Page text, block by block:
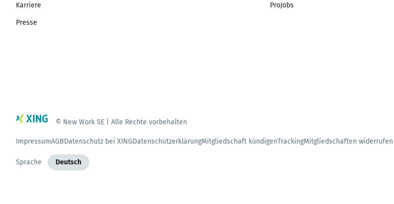
Karriere
Presse
ProJobs
© New Work SE | Alle Rechte vorbehalten
ImpressumAGBDatenschutz bei XINGDatenschutzerklärungMitgliedschaft kündigenTrackingMitgliedschaften widerrufen
Sprache Deutsch